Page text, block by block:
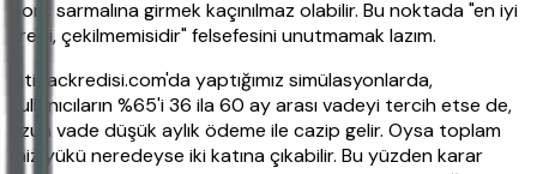
borç sarmalına girmek kaçınılmaz olabilir. Bu noktada "en iyi
kredi, çekilmemisidir" felsefesini unutmamak lazım.
ihtiyackredisi.com'da yaptığımız simülasyonlarda,
kullanıcıların %65'i 36 ila 60 ay arası vadeyi tercih etse de,
uzun vade düşük aylık ödeme ile cazip gelir. Oysa toplam
faiz yükü neredeyse iki katına çıkabilir. Bu yüzden karar